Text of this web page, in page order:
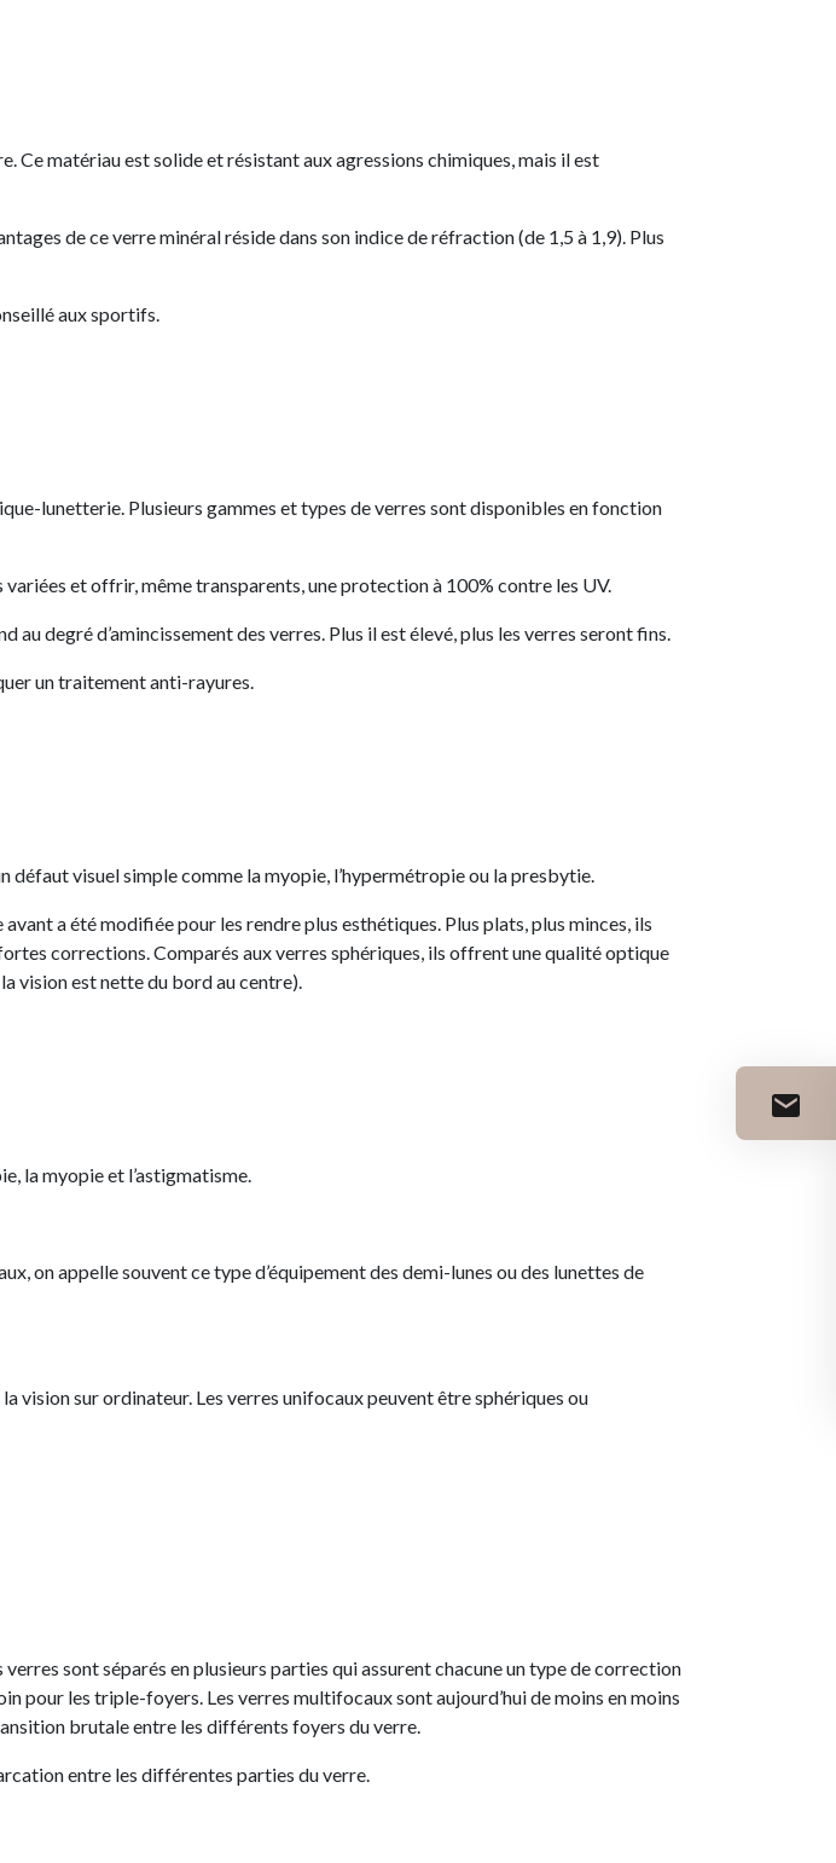
Ce matériau est solide et résistant aux agressions chimiques, mais il est
de ce verre minéral réside dans son indice de réfraction (de 1,5 à 1,9). Plus
aux sportifs.
lunetterie. Plusieurs gammes et types de verres sont disponibles en fonction
et offrir, même transparents, une protection à 100% contre les UV.
degré d’amincissement des verres. Plus il est élevé, plus les verres seront fins.
un traitement anti-rayures.
défaut visuel simple comme la myopie, l’hypermétropie ou la presbytie.
a été modifiée pour les rendre plus esthétiques. Plus plats, plus minces, ils
corrections. Comparés aux verres sphériques, ils offrent une qualité optique
vision est nette du bord au centre).
la myopie et l’astigmatisme.
on appelle souvent ce type d’équipement des demi-lunes ou des lunettes de
vision sur ordinateur. Les verres unifocaux peuvent être sphériques ou
sont séparés en plusieurs parties qui assurent chacune un type de correction
pour les triple-foyers. Les verres multifocaux sont aujourd’hui de moins en moins
brutale entre les différents foyers du verre.
entre les différentes parties du verre.